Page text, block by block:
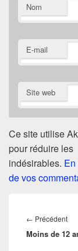
Nom
E-mail
Site web
Ce site utilise
pour réduire les
indésirables.
de vos
de
l’article
← Précédent
Moins de 12